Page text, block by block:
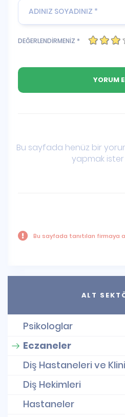
DEĞERLENDİRMENİZ *
Bu sayfada henüz bir
yapmak ister
Bu sayfada tanıtılan firmaya
ALT
Psikologlar
Eczaneler
Diş Hastaneleri ve
Diş Hekimleri
Hastaneler